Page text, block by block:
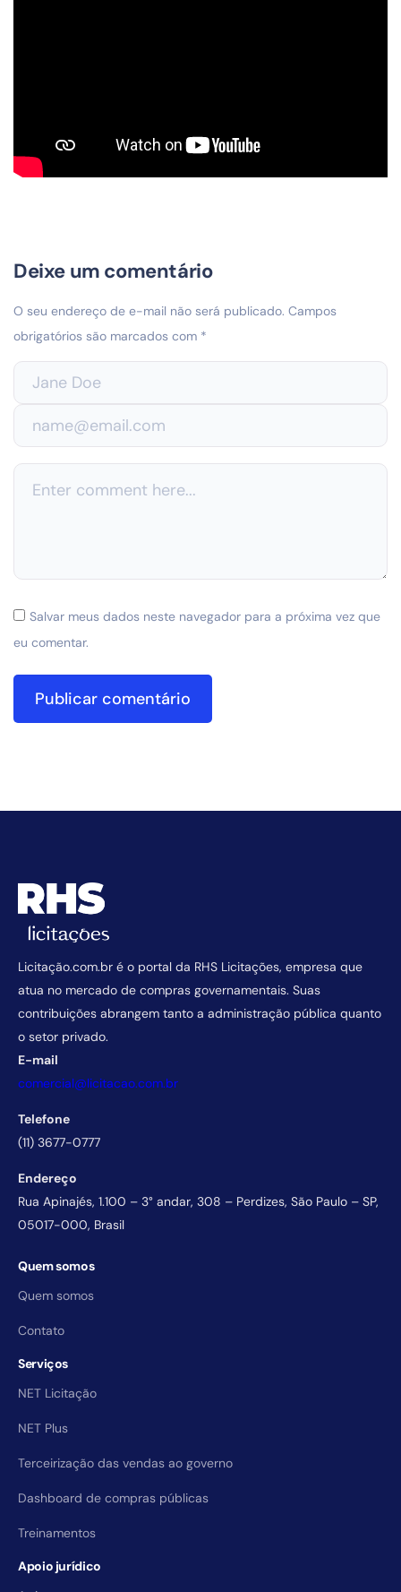
Deixe um comentário
O seu endereço de e-mail não será publicado. Campos
obrigatórios são marcados com *
Salvar meus dados neste navegador para a próxima vez que
eu comentar.
Licitação.com.br é o portal da RHS Licitações, empresa que
atua no mercado de compras governamentais. Suas
contribuições abrangem tanto a administração pública quanto
o setor privado.
E-mail
comercial@licitacao.com.br
Telefone
(11) 3677-0777
Endereço
Rua Apinajés, 1.100 – 3° andar, 308 – Perdizes, São Paulo – SP,
05017-000, Brasil
Quem somos
Quem somos
Contato
Serviços
NET Licitação
NET Plus
Terceirização das vendas ao governo
Dashboard de compras públicas
Treinamentos
Apoio jurídico